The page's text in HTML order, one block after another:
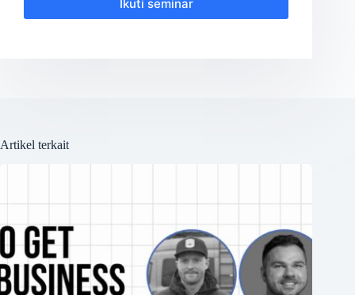
Ikuti seminar
Artikel terkait